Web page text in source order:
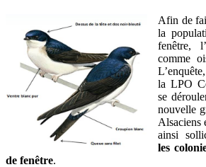
Afin de
la
fenêtre,
comme
la LPO
se
nouvelle
Alsaciens
ainsi
les
de fenêtre.